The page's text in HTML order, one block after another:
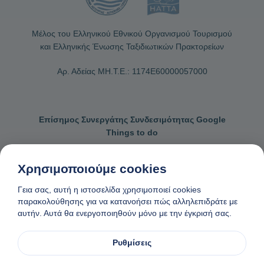
Μέλος του Ελληνικού Εθνικού Οργανισμού Τουρισμού
και Ελληνικής Ένωσης Ταξιδιωτικών Πρακτορείων
Αρ. Αδείας ΜΗ.Τ.Ε.: 1174Ε60000057000
Επίσημος Συνεργάτης Συνδεσιμότητας Google
Things to do
Επικοινωνήστε μαζί μας Γενικοί όροι κρατήσεων
Πολιτική απορρήτου και cookies
Αίτημα αφαίρεσης δεδομένων Φτιαγμένο στη Νάξο, Ελλάδα
Χρησιμοποιούμε cookies
Γεια σας, αυτή η ιστοσελίδα χρησιμοποιεί cookies
παρακολούθησης για να κατανοήσει πώς αλληλεπιδράτε με
αυτήν. Αυτά θα ενεργοποιηθούν μόνο με την έγκρισή σας.
Ρυθμίσεις